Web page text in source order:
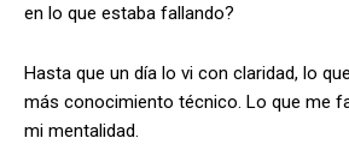
en lo que estaba fallando?
Hasta que un día lo vi con claridad, lo
más conocimiento técnico. Lo que me
mi mentalidad.